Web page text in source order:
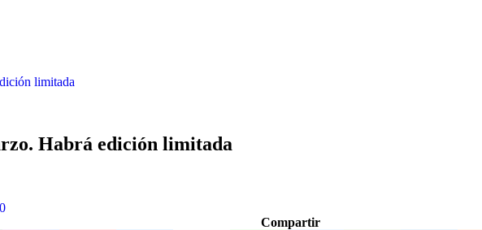
limitada
Habrá edición limitada
0
Compartir